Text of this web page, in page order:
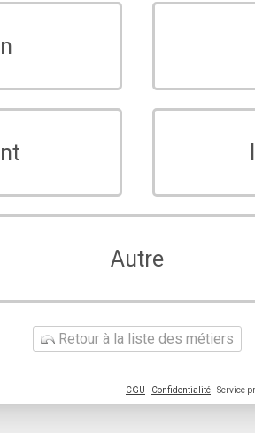
Autre
Retour à la liste des métiers
CGU - Confidentialité- Service